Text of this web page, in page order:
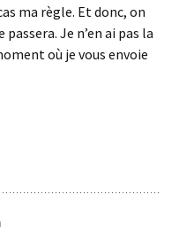
ma règle. Et donc, on
passera. Je n’en ai pas la
où je vous envoie